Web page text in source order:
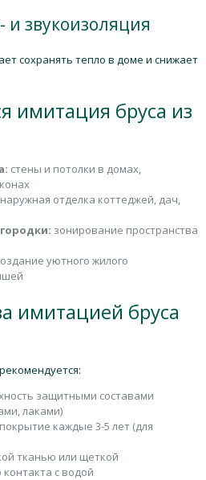
звукоизоляция
сохранять тепло в доме и снижает
имитация бруса из
стены и потолки в домах,
наружная отделка коттеджей, дач,
зонирование пространства
уютного жилого
имитацией бруса
защитными составами
лаками)
каждые 3-5 лет (для
тканью или щеткой
контакта с водой